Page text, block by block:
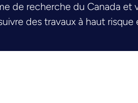
de recherche du Canada et
des travaux à haut